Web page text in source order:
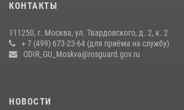
матче в Москве обеспечила Росгвардия (видео)
Росгвардецы проверили места массового
КОНТАКТЫ
111250, г. Москва, ул. Твардовского, д. 2, к. 2
+ 7 (499) 673-23-64 (для приёма на службу)
ODIR_GU_Moskva@rosguard.gov.ru
НОВОСТИ